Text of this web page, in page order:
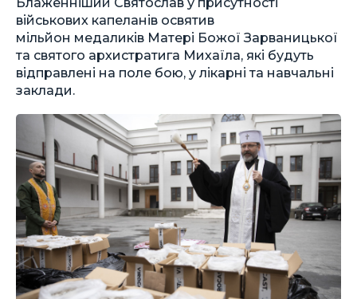
військових капеланів освятив
мільйон медаликів Матері Божої Зарваницької
та святого архистратига Михаїла, які будуть
відправлені на поле бою, у лікарні та навчальні
заклади.